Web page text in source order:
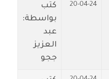
20-04-24
كتب
بواسطة:
عبد
العزيز
ججو